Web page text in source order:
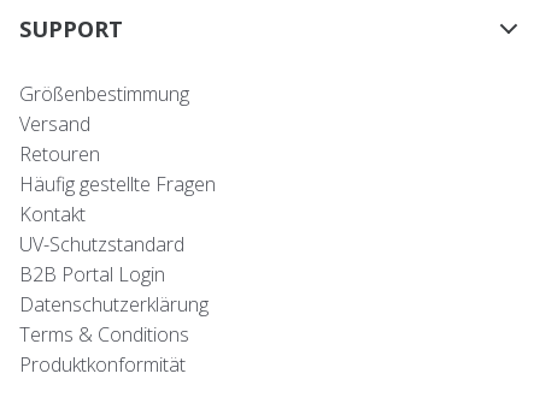
SUPPORT
Größenbestimmung
Versand
Retouren
Häufig gestellte Fragen
Kontakt
UV-Schutzstandard
B2B Portal Login
Datenschutzerklärung
Terms & Conditions
Produktkonformität